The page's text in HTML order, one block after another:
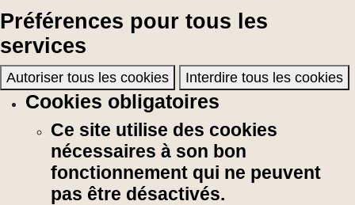
Préférences pour tous les
services
Autoriser tous les cookies Interdire tous les cookies
Cookies obligatoires
Ce site utilise des cookies
nécessaires à son bon
fonctionnement qui ne peuvent
pas être désactivés.